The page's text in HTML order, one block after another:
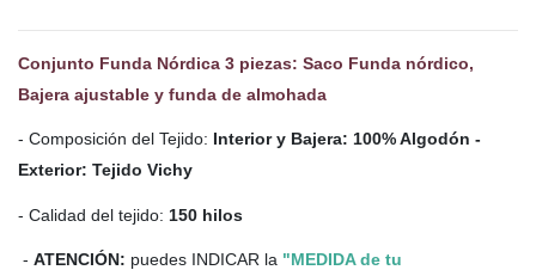
Conjunto Funda Nórdica 3 piezas: Saco Funda nórdico,
Bajera ajustable y funda de almohada
- Composición del Tejido: Interior y Bajera: 100% Algodón -
Exterior: Tejido Vichy
- Calidad del tejido: 150 hilos
- ATENCIÓN: puedes INDICAR la "MEDIDA de tu